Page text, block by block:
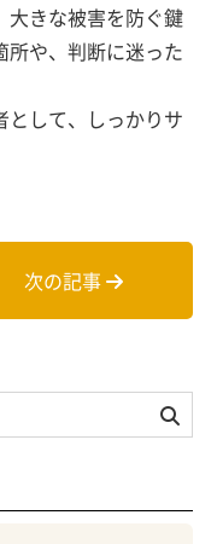
大きな被害を防ぐ鍵
所や、判断に迷った
して、しっかりサ
次の記事